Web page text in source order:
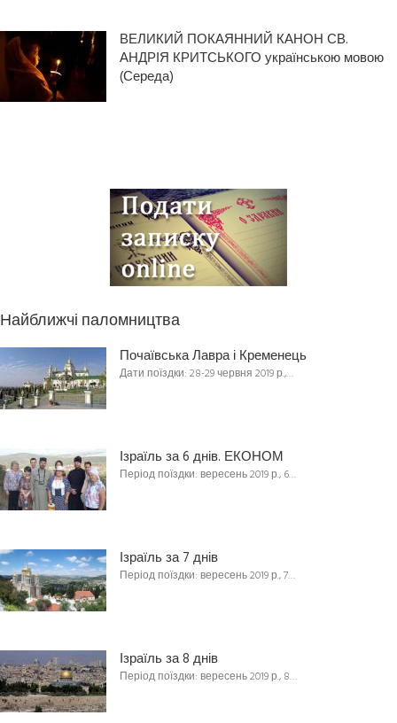
ВЕЛИКИЙ ПОКАЯННИЙ КАНОН СВ.
АНДРІЯ КРИТСЬКОГО українською мовою
(Середа)
Найближчі паломництва
Почаївська Лавра і Кременець
Дати поїздки: 28-29 червня 2019 р.,…
Ізраїль за 6 днів. ЕКОНОМ
Період поїздки: вересень 2019 р., 6…
Ізраїль за 7 днів
Період поїздки: вересень 2019 р., 7…
Ізраїль за 8 днів
Період поїздки: вересень 2019 р., 8…